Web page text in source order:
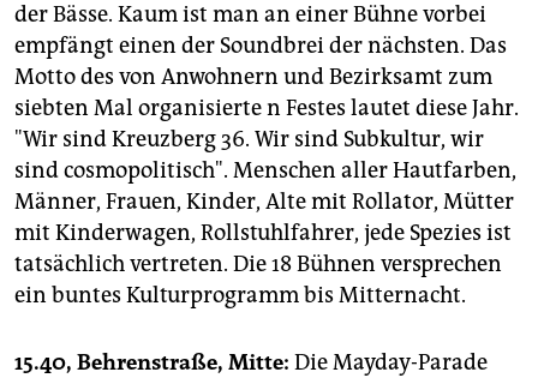
der Bässe. Kaum ist man an einer Bühne vorbei
empfängt einen der Soundbrei der nächsten. Das
Motto des von Anwohnern und Bezirksamt zum
siebten Mal organisierte n Festes lautet diese Jahr.
"Wir sind Kreuzberg 36. Wir sind Subkultur, wir
sind cosmopolitisch". Menschen aller Hautfarben,
Männer, Frauen, Kinder, Alte mit Rollator, Mütter
mit Kinderwagen, Rollstuhlfahrer, jede Spezies ist
tatsächlich vertreten. Die 18 Bühnen versprechen
ein buntes Kulturprogramm bis Mitternacht.
15.40, Behrenstraße, Mitte: Die Mayday-Parade